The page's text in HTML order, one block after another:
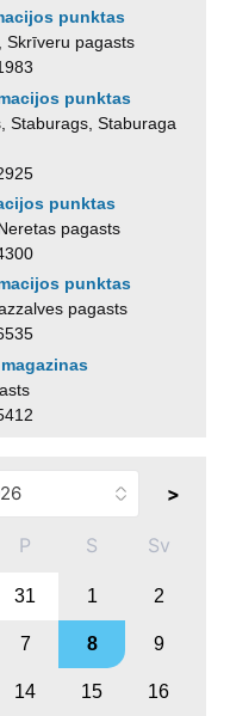
punktas
Skrīveru pagasts
punktas
Staburags, Staburaga
punktas
pagasts
punktas
pagasts
>
P S Sv
31 1 2
7 8 9
14 15 16